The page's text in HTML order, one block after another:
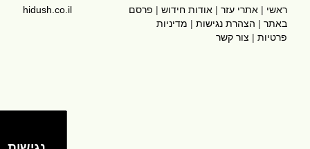
ראשי|אתרי עזר|אודות חידוש|פרסם
באתר|הצהרת נגישות|מדיניות
פרטיות|צור קשר
hidush.co.il